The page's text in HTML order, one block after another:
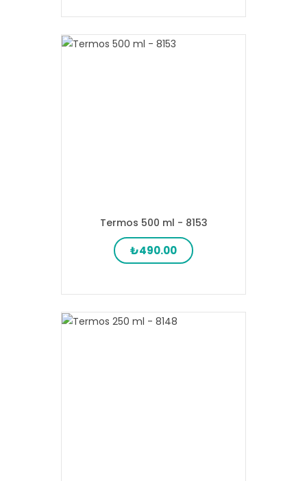
Termos 500 ml - 8153
₺490.00